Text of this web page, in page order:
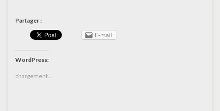
Partager :
E-mail
WordPress:
chargement…